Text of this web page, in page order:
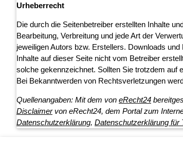
Urheberrecht
Die durch die Seitenbetreiber erstellten Inhalte
Bearbeitung, Verbreitung und jede Art der
jeweiligen Autors bzw. Erstellers. Downloads
Inhalte auf dieser Seite nicht vom Betreiber
solche gekennzeichnet. Sollten Sie trotzdem auf
Bei Bekanntwerden von Rechtsverletzungen
Quellenangaben: Mit dem von eRecht24
Disclaimervon eRecht24, dem Portal zum
Datenschutzerklärung, Datenschutzerklärung für